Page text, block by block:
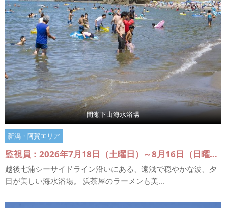
間瀬下山海水浴場
新潟・阿賀エリア
監視員：2026年7月18日（土曜日）～8月16日（日曜日）
越後七浦シーサイドライン沿いにある、遠浅で穏やかな波、夕
日が美しい海水浴場。 浜茶屋のラーメンも美...